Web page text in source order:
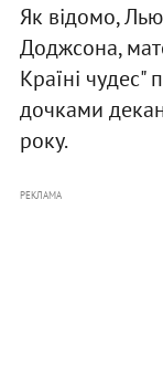
Як відомо,
Доджсона,
Країні чудес"
дочками
року.
РЕКЛАМА